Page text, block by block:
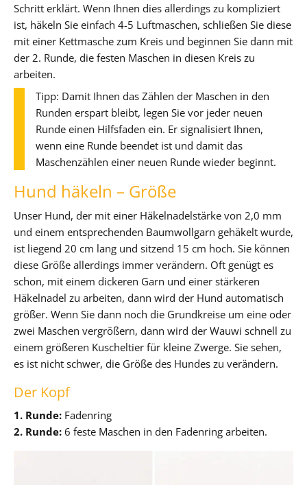
Schritt erklärt. Wenn Ihnen dies allerdings zu kompliziert
ist, häkeln Sie einfach 4-5 Luftmaschen, schließen Sie diese
mit einer Kettmasche zum Kreis und beginnen Sie dann mit
der 2. Runde, die festen Maschen in diesen Kreis zu
arbeiten.
Tipp: Damit Ihnen das Zählen der Maschen in den
Runden erspart bleibt, legen Sie vor jeder neuen
Runde einen Hilfsfaden ein. Er signalisiert Ihnen,
wenn eine Runde beendet ist und damit das
Maschenzählen einer neuen Runde wieder beginnt.
Hund häkeln – Größe
Unser Hund, der mit einer Häkelnadelstärke von 2,0 mm
und einem entsprechenden Baumwollgarn gehäkelt wurde,
ist liegend 20 cm lang und sitzend 15 cm hoch. Sie können
diese Größe allerdings immer verändern. Oft genügt es
schon, mit einem dickeren Garn und einer stärkeren
Häkelnadel zu arbeiten, dann wird der Hund automatisch
größer. Wenn Sie dann noch die Grundkreise um eine oder
zwei Maschen vergrößern, dann wird der Wauwi schnell zu
einem größeren Kuscheltier für kleine Zwerge. Sie sehen,
es ist nicht schwer, die Größe des Hundes zu verändern.
Der Kopf
1. Runde: Fadenring
2. Runde: 6 feste Maschen in den Fadenring arbeiten.